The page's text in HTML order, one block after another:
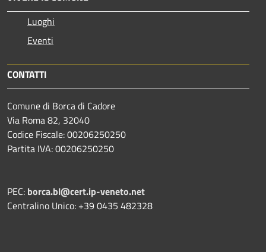
Luoghi
Eventi
CONTATTI
Comune di Borca di Cadore
Via Roma 82, 32040
Codice Fiscale: 00206250250
Partita IVA: 00206250250
PEC: borca.bl@cert.ip-veneto.net
Centralino Unico: +39 0435 482328